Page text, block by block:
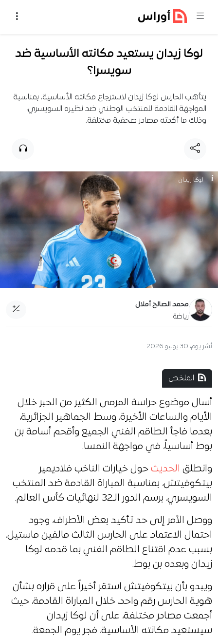
لوكا زيدان يستعيد مكانته الأساسية ضد
سويسرا؟
يتأهب الحارس لوكا زيدان لاسترجاع مكانته الأساسية، بمناسبة
المواجهة القادمة للمنتخب الوطني ضد نظيره السويسري،
وذلك ما أكدته مصادر صحفية مختلفة.
لوكا زيدان
محمد الصالح أملال
رياضة
نُشر يوم: 30 يونيو 2026
الملخص
أسال موضوع حراسة المرمى الكثير من الحبر خلال
الأيام والساعات الأخيرة، وسط الجماهير الجزائرية،
بعدما فاجأ الطاقم الفني الجميع وأقحم أسامة بن
بوط أساسياً، في مواجهة النمسا.
وانطلق الحديث حول خيارات الناخب فلاديمير
بيتكوفيتش، بمناسبة المباراة القادمة ضد المنتخب
السويسري، برسم الدور الـ32 لنهائيات كأس العالم.
ووصل الأمر إلى حد تأكيد بعض الأطراف، وجود
احتمال الاعتماد على الحارس الثالث مالفين ماستيل،
بسبب عدم اقتناع الطاقم الفني بما قدمه لوكا
زيدان وبعده بن بوط.
ويبدو بأن بيتكوفيتش استقر أخيراً على قراره بشأن
هوية الحارس رقم واحد، خلال المباراة القادمة، حيث
أجمعت مصادر مختلفة، على أن لوكا زيدان
سيستعيد مكانته الأساسية، فجر يوم الجمعة.